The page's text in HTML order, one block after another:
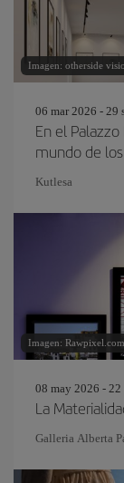
Imagen: otherside
06 mar 2026 - 29
En el
mundo de
Kutlesa
Imagen: Rawpixel.com
08 may 2026 -
La
Galleria Alberta